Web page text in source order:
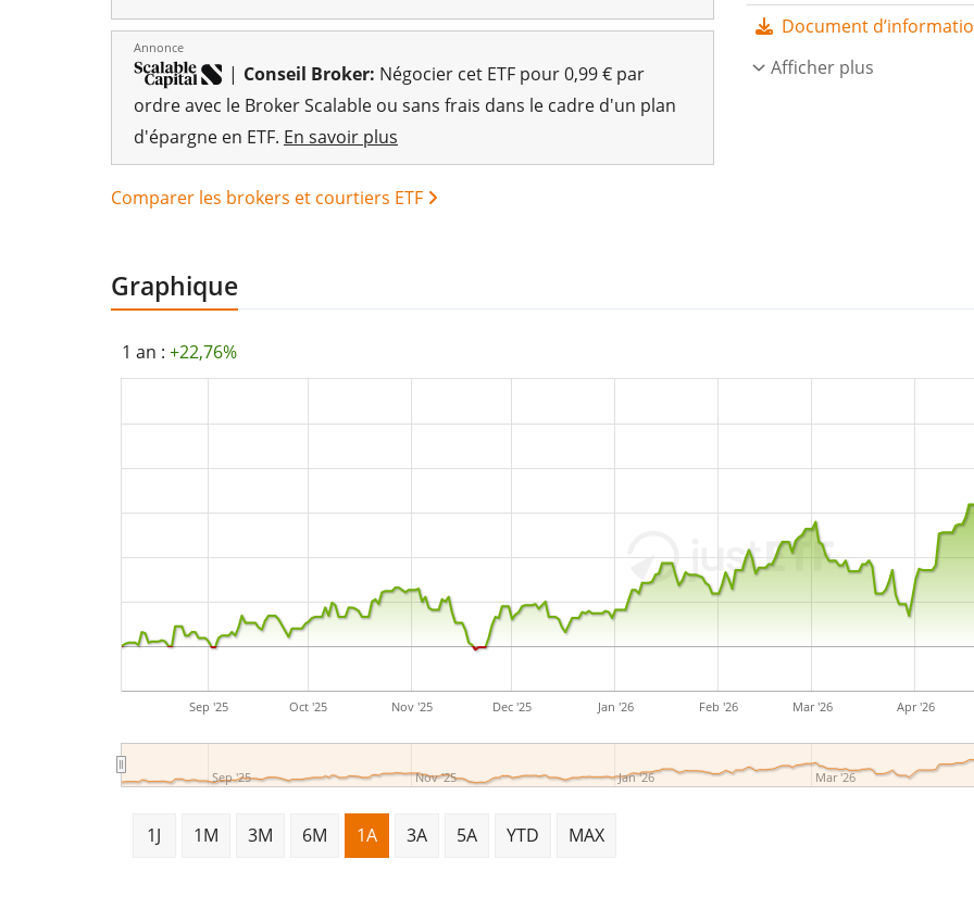
Annonce
| Conseil Broker: Négocier cet ETF pour 0,99 € par
ordre avec le Broker Scalable ou sans frais dans le cadre d'un plan
d'épargne en ETF. En savoir plus
Comparer les brokers et courtiers ETF
plus grand qui suit l'indice
sélection des
Document
Afficher plus
Graphique
1 an : +22,76%
Sep '25 Oct '25 Nov '25 Dec '25 Jan '26 Feb '26 Mar '26 Apr '26
Sep '25 Nov '25 Jan '26 Mar '26
1J 1M 3M 6M 1A 3A 5A YTD MAX